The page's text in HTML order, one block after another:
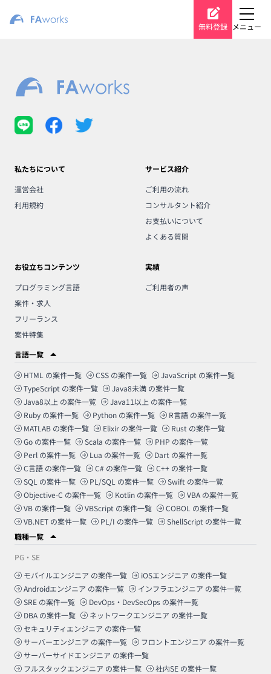
無料登録 メニュー
私たちについて
運営会社
利用規約
サービス紹介
ご利用の流れ
コンサルタント紹介
お支払いについて
よくある質問
お役立ちコンテンツ
プログラミング言語
案件・求人
フリーランス
案件特集
実績
ご利用者の声
言語一覧
HTML の案件一覧 CSS の案件一覧 JavaScript の案件一覧
TypeScript の案件一覧 Java8未満 の案件一覧
Java8以上 の案件一覧 Java11以上 の案件一覧
Ruby の案件一覧 Python の案件一覧 R言語 の案件一覧
MATLAB の案件一覧 Elixir の案件一覧 Rust の案件一覧
Go の案件一覧 Scala の案件一覧 PHP の案件一覧
Perl の案件一覧 Lua の案件一覧 Dart の案件一覧
C言語 の案件一覧 C# の案件一覧 C++ の案件一覧
SQL の案件一覧 PL/SQL の案件一覧 Swift の案件一覧
Objective-C の案件一覧 Kotlin の案件一覧 VBA の案件一覧
VB の案件一覧 VBScript の案件一覧 COBOL の案件一覧
VB.NET の案件一覧 PL/I の案件一覧 ShellScript の案件一覧
職種一覧
PG・SE
モバイルエンジニア の案件一覧 iOSエンジニア の案件一覧
Androidエンジニア の案件一覧 インフラエンジニア の案件一覧
SRE の案件一覧 DevOps・DevSecOps の案件一覧
DBA の案件一覧 ネットワークエンジニア の案件一覧
セキュリティエンジニア の案件一覧
サーバーエンジニア の案件一覧 フロントエンジニア の案件一覧
サーバーサイドエンジニア の案件一覧
フルスタックエンジニア の案件一覧 社内SE の案件一覧